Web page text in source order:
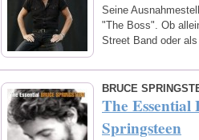
Seine
"The Boss". Ob
Street Band oder
BRUCE
The Essential
Springsteen